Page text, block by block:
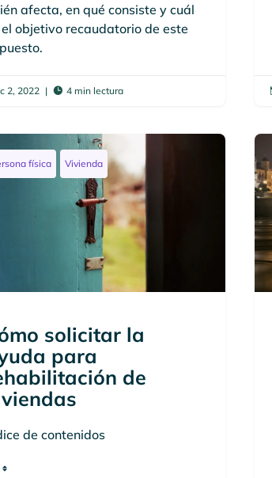
afecta, en qué consiste y cuál
el objetivo recaudatorio de este
2, 2022 |  4 min lectura
física Vivienda
solicitar la
para
de
de contenidos